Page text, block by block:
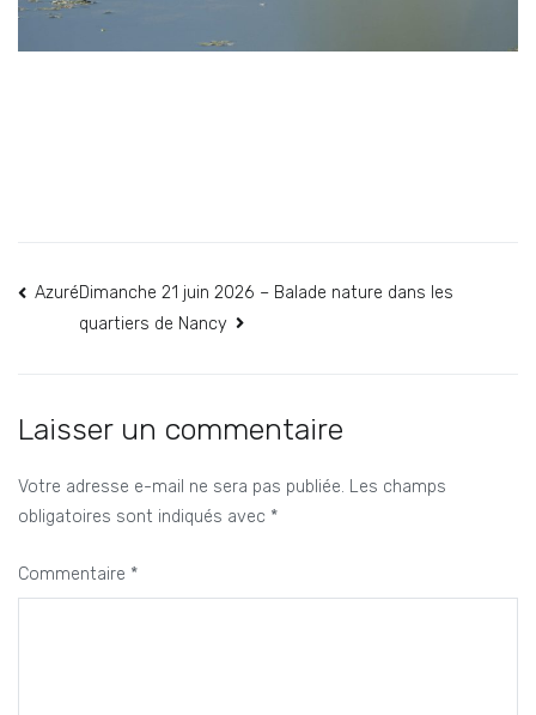
Navigation
AzuréDimanche 21 juin 2026 – Balade nature dans les
quartiers de Nancy
Laisser un commentaire
Votre adresse e-mail ne sera pas publiée. Les champs
obligatoires sont indiqués avec *
Commentaire *